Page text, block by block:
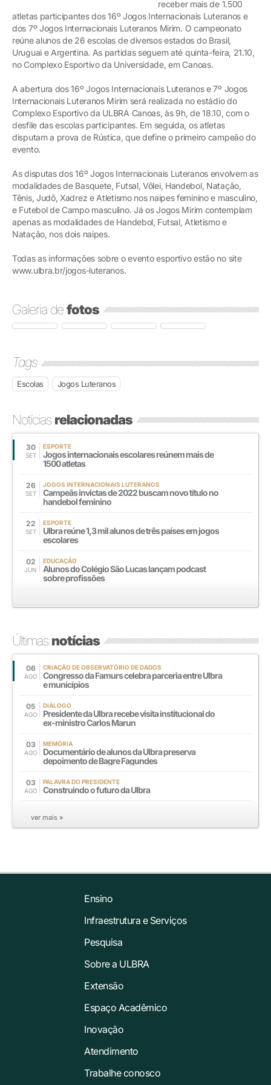
receber mais de 1.500
atletas participantes dos 16º Jogos Internacionais Luteranos e
dos 7º Jogos Internacionais Luteranos Mirim. O campeonato
reúne alunos de 26 escolas de diversos estados do Brasil,
Uruguai e Argentina. As partidas seguem até quinta-feira, 21.10,
no Complexo Esportivo da Universidade, em Canoas.
A abertura dos 16º Jogos Internacionais Luteranos e 7º Jogos
Internacionais Luteranos Mirim será realizada no estádio do
Complexo Esportivo da ULBRA Canoas, às 9h, de 18.10, com o
desfile das escolas participantes. Em seguida, os atletas
disputam a prova de Rústica, que define o primeiro campeão do
evento.
As disputas dos 16º Jogos Internacionais Luteranos envolvem as
modalidades de Basquete, Futsal, Vôlei, Handebol, Natação,
Tênis, Judô, Xadrez e Atletismo nos naipes feminino e masculino,
e Futebol de Campo masculino. Já os Jogos Mirim contemplam
apenas as modalidades de Handebol, Futsal, Atletismo e
Natação, nos dois naipes.
Todas as informações sobre o evento esportivo estão no site
www.ulbra.br/jogos-luteranos.
Galeria defotos
Tags
Escolas Jogos Luteranos
Notíciasrelacionadas
30
SET
ESPORTE
Jogos internacionais escolares reúnem mais de
1500 atletas
26
SET
JOGOS INTERNACIONAIS LUTERANOS
Campeãs invictas de 2022 buscam novo título no
handebol feminino
22
SET
ESPORTE
Ulbra reúne 1,3 mil alunos de três países em jogos
escolares
02
JUN
EDUCAÇÃO
Alunos do Colégio São Lucas lançam podcast
sobre profissões
Últimasnotícias
06
AGO
CRIAÇÃO DE OBSERVATÓRIO DE DADOS
Congresso da Famurs celebra parceria entre Ulbra
e municípios
05
AGO
DIÁLOGO
Presidente da Ulbra recebe visita institucional do
ex-ministro Carlos Marun
03
AGO
MEMÓRIA
Documentário de alunos da Ulbra preserva
depoimento de Bagre Fagundes
03
AGO
PALAVRA DO PRESIDENTE
Construindo o futuro da Ulbra
ver mais »
Ensino
Infraestrutura e Serviços
Pesquisa
Sobre a ULBRA
Extensão
Espaço Acadêmico
Inovação
Atendimento
Trabalhe conosco